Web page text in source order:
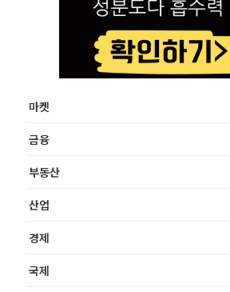
마켓
금융
부동산
산업
경제
국제